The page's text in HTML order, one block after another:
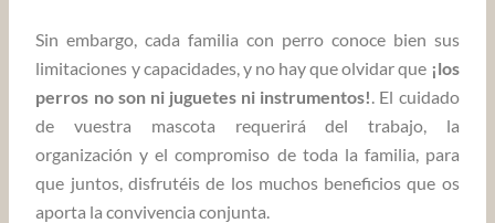
Sin embargo, cada familia con perro conoce bien sus
limitaciones y capacidades, y no hay que olvidar que ¡los
perros no son ni juguetes ni instrumentos! . El cuidado
de vuestra mascota requerirá del trabajo, la
organización y el compromiso de toda la familia, para
que juntos, disfrutéis de los muchos beneficios que os
aporta la convivencia conjunta.